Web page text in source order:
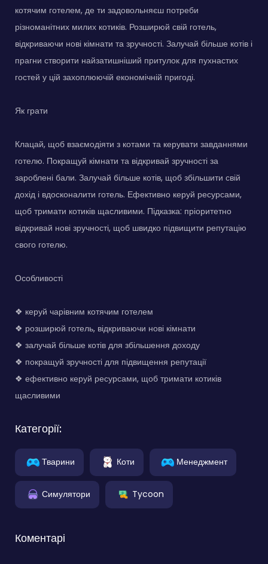
котячим готелем, де ти задовольняєш потреби
різноманітних милих котиків. Розширюй свій готель,
відкриваючи нові кімнати та зручності. Залучай більше котів і
прагни створити найзатишніший притулок для пухнастих
гостей у цій захоплюючій економічній пригоді.
Як грати
Клацай, щоб взаємодіяти з котами та керувати завданнями
готелю. Покращуй кімнати та відкривай зручності за
зароблені бали. Залучай більше котів, щоб збільшити свій
дохід і вдосконалити готель. Ефективно керуй ресурсами,
щоб тримати котиків щасливими. Підказка: пріоритетно
відкривай нові зручності, щоб швидко підвищити репутацію
свого готелю.
Особливості
❖ керуй чарівним котячим готелем
❖ розширюй готель, відкриваючи нові кімнати
❖ залучай більше котів для збільшення доходу
❖ покращуй зручності для підвищення репутації
❖ ефективно керуй ресурсами, щоб тримати котиків
щасливими
Категорії:
Тварини Коти Менеджмент
Симулятори Tycoon
Коментарі